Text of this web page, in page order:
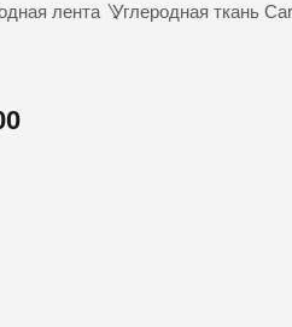
лента Углеродная ткань